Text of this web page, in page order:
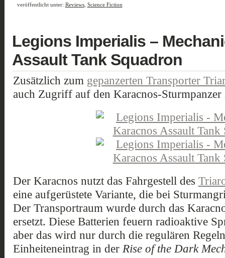
veröffentlicht unter: Reviews, Science Fiction
Legions Imperialis –
Assault Tank Squadron
Zusätzlich zum gepanzerten Transporter
auch Zugriff auf den Karacnos-
Der Karacnos nutzt das Fahrgestell des
eine aufgerüstete Variante, die bei
Der Transportraum wurde durch das
ersetzt. Diese Batterien feuern radioaktive
aber das wird nur durch die regulären
Einheiteneintrag in der Rise of the Dark